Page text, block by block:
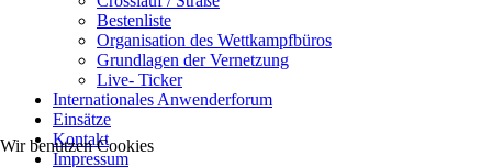
Bestenliste
Organisation des Wettkampfbüros
Grundlagen der Vernetzung
Live- Ticker
Internationales Anwenderforum
Einsätze
Kontakt
Impressum
Wir benutzen Cookies